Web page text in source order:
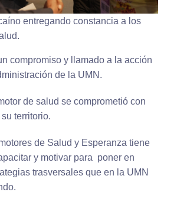
entregando constancia a los
compromiso y llamado a la acción
de la UMN.
de salud se comprometió con
territorio.
de Salud y Esperanza tiene
y motivar para poner en
trasversales que en la UMN